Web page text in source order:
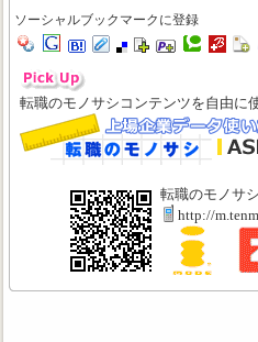
ソーシャルブックマークに登録
転職のモノサシコンテンツを自由に
転職のモノサ
http://